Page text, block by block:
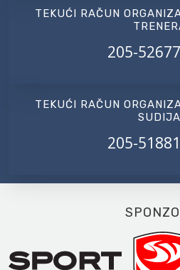
TEKUĆI RAČUN
205-
TEKUĆI RAČUN
SUDIJA
205-